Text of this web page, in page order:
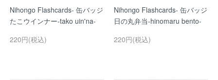
Nihongo Flashcards- 缶バッジ
たこウインナー-tako uin'na-
220円(税込)
Nihongo Flashcards- 缶バッジ
日の丸弁当-hinomaru bento-
220円(税込)